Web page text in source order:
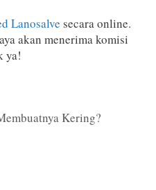
Lanosalve secara online.
akan menerima komisi
ya!
Kering?